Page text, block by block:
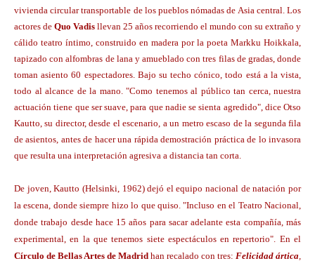
vivienda circular transportable de los pueblos nómadas de Asia central. Los
actores de Quo Vadis llevan 25 años recorriendo el mundo con su extraño y
cálido teatro íntimo, construido en madera por la poeta Markku Hoikkala,
tapizado con alfombras de lana y amueblado con tres filas de gradas, donde
toman asiento 60 espectadores. Bajo su techo cónico, todo está a la vista,
todo al alcance de la mano. "Como tenemos al público tan cerca, nuestra
actuación tiene que ser suave, para que nadie se sienta agredido", dice Otso
Kautto, su director, desde el escenario, a un metro escaso de la segunda fila
de asientos, antes de hacer una rápida demostración práctica de lo invasora
que resulta una interpretación agresiva a distancia tan corta.
De joven, Kautto (Helsinki, 1962) dejó el equipo nacional de natación por
la escena, donde siempre hizo lo que quiso. "Incluso en el Teatro Nacional,
donde trabajo desde hace 15 años para sacar adelante esta compañía, más
experimental, en la que tenemos siete espectáculos en repertorio". En el
Círculo de Bellas Artes de Madrid han recalado con tres: Felicidad ártica,